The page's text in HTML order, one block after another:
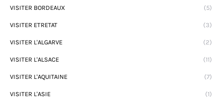
VISITER BORDEAUX (5)
VISITER ETRETAT (3)
VISITER L'ALGARVE (2)
VISITER L'ALSACE (11)
VISITER L'AQUITAINE (7)
VISITER L'ASIE (1)